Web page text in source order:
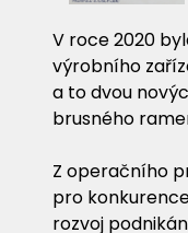
V roce 2020
výrobního
a to dvou
brusného
Z operačního
pro
rozvoj